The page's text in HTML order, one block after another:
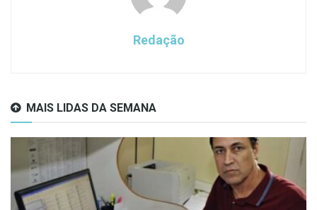
Redação
MAIS LIDAS DA SEMANA